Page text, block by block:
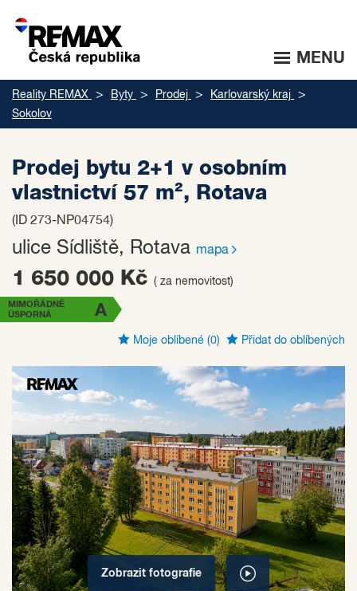
MENU
Reality REMAX Byty Prodej
Karlovarský kraj
Sokolov
Prodej bytu 2+1 v osobním
vlastnictví 57 m², Rotava
(ID 273-NP04754)
ulice Sídliště, Rotava mapa
1 650 000 Kč ( za nemovitost)
A
MIMOŘÁDNĚ
ÚSPORNÁ
Moje oblíbené (0) Přidat do oblíbených
Zobrazit fotografie